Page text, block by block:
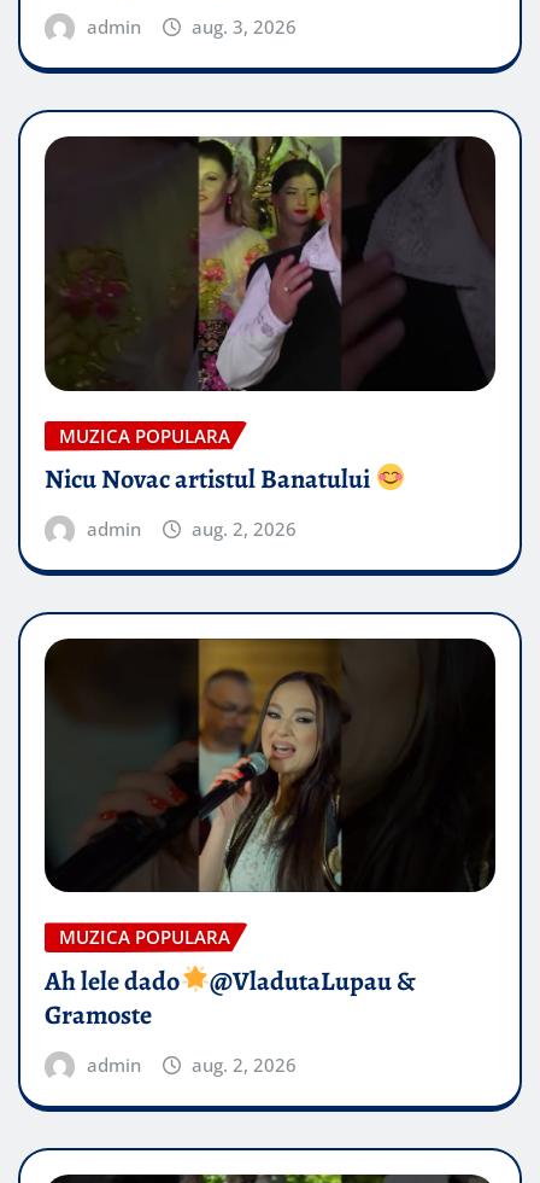
admin aug. 3, 2026
MUZICA POPULARA
Nicu Novac artistul Banatului
admin aug. 2, 2026
MUZICA POPULARA
Ah lele dado​
@VladutaLupau &
Gramoste
admin aug. 2, 2026